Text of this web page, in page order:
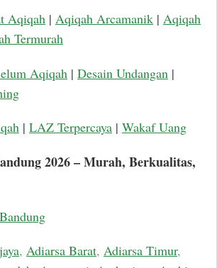
Aqiqah | Aqiqah Arcamanik | Aqiqah
Termurah
Aqiqah | Desain Undangan |
| LAZ Terpercaya | Wakaf Uang
2026 – Murah, Berkualitas,
, Adiarsa Barat, Adiarsa Timur,